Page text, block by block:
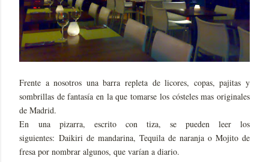
Frente a nosotros una barra repleta de licores, copas, pajitas y
sombrillas de fantasía en la que tomarse los cósteles mas originales
de Madrid.
En una pizarra, escrito con tiza, se pueden leer los
siguientes: Daikiri de mandarina, Tequila de naranja o Mojito de
fresa por nombrar algunos, que varían a diario.